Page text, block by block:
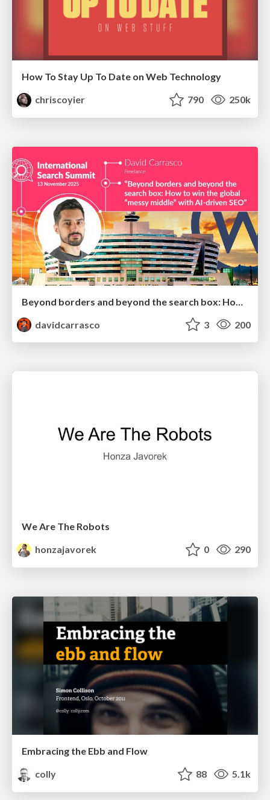
How To Stay Up To Date on Web Technology
chriscoyier
790 250k
davidcarrasco
3 200
We Are The Robots
honzajavorek
0 290
Embracing the Ebb and Flow
colly
88 5.1k